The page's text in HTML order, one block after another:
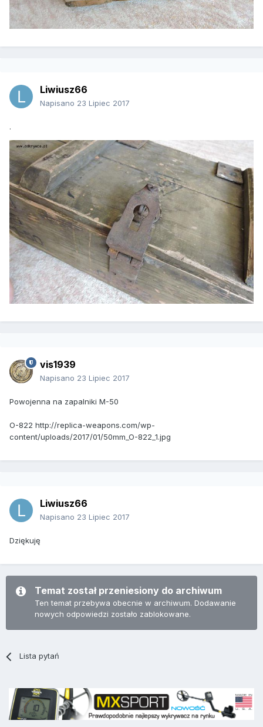
Liwiusz66
Napisano 23 Lipiec 2017
.
vis1939
Napisano 23 Lipiec 2017
Powojenna na zapalniki M-50
O-822 http://replica-weapons.com/wp-
content/uploads/2017/01/50mm_O-822_1.jpg
Liwiusz66
Napisano 23 Lipiec 2017
Dziękuję
Temat został przeniesiony do archiwum
Ten temat przebywa obecnie w archiwum. Dodawanie
nowych odpowiedzi zostało zablokowane.
Lista pytań